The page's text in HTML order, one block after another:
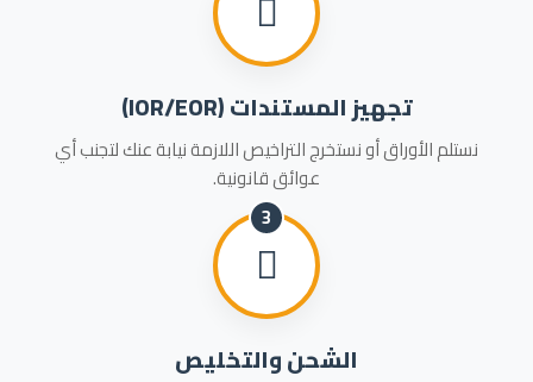
تجهيز المستندات (IOR/EOR)
نستلم الأوراق أو نستخرج التراخيص اللازمة نيابة عنك لتجنب أي
عوائق قانونية.
3
الشحن والتخليص